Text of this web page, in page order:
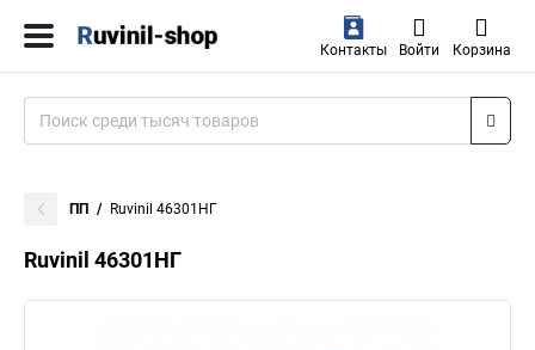
Контакты Войти Корзина
ПП Ruvinil 46301НГ
Ruvinil 46301НГ